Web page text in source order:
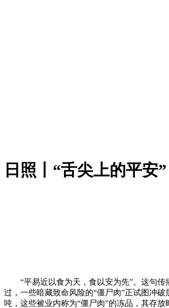
日照丨“舌尖上的平安”
“平易近以食为天，食以安为先”。这句传
过，一些暗藏致命风险的“僵尸肉”正试图冲
吨，这些被业内称为“僵尸肉”的冻品，其存